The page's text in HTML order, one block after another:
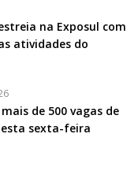
na Exposul com
atividades do
de 500 vagas de
sexta-feira